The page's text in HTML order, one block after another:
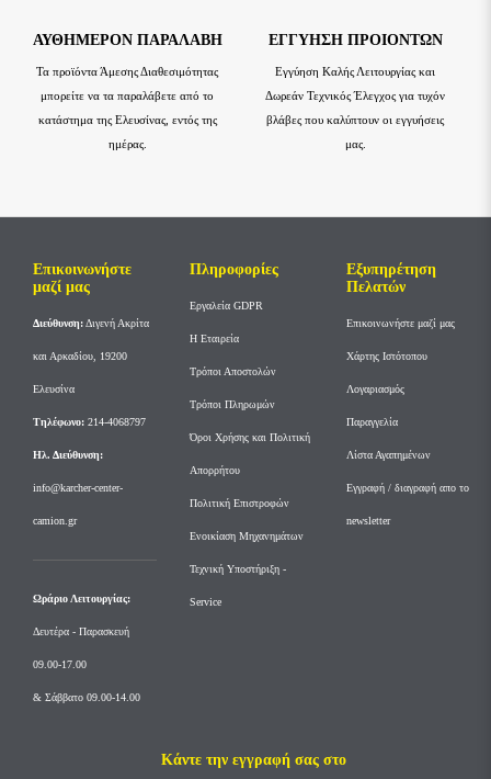
ΑΥΘΗΜΕΡΟΝ ΠΑΡΑΛΑΒΗ
Τα προϊόντα Άμεσης Διαθεσιμότητας
μπορείτε να τα παραλάβετε από το
κατάστημα της Ελευσίνας, εντός της
ημέρας.
ΕΓΓΥΗΣΗ ΠΡΟΙΟΝΤΩΝ
Εγγύηση Καλής Λειτουργίας και
Δωρεάν Τεχνικός Έλεγχος για τυχόν
βλάβες που καλύπτουν οι εγγυήσεις
μας.
Επικοινωνήστε
μαζί μας
Διεύθυνση:Διγενή Ακρίτα
και Αρκαδίου, 19200
Ελευσίνα
Tηλέφωνο: 214-4068797
Ηλ. Διεύθυνση:
info@karcher-center-
camion.gr
Ωράριο Λειτουργίας:
Δευτέρα - Παρασκευή
09.00-17.00
& Σάββατο 09.00-14.00
Πληροφορίες
Εργαλεία GDPR
Η Εταιρεία
Τρόποι Αποστολών
Τρόποι Πληρωμών
Όροι Χρήσης και Πολιτική
Απορρήτου
Πολιτική Επιστροφών
Ενοικίαση Μηχανημάτων
Τεχνική Υποστήριξη -
Service
Εξυπηρέτηση
Πελατών
Επικοινωνήστε μαζί μας
Χάρτης Ιστότοπου
Λογαριασμός
Παραγγελία
Λίστα Αγαπημένων
Εγγραφή / διαγραφή απο το
newsletter
Κάντε την εγγραφή σας στο